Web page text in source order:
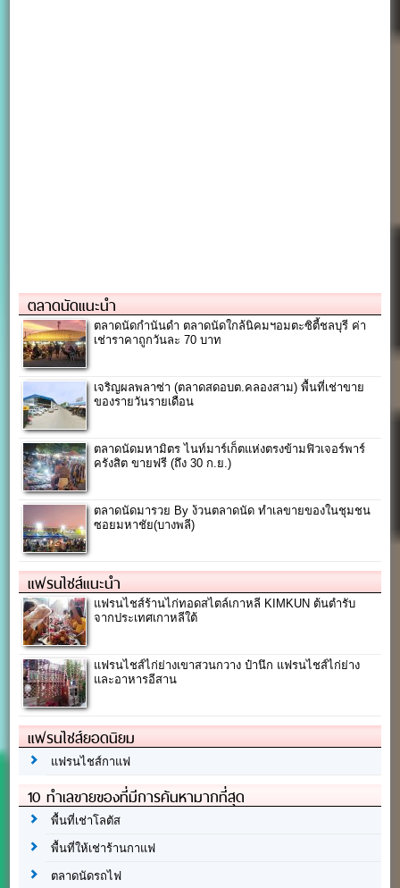
ตลาดนัดแนะนำ
ตลาดนัดกำนันดำ ตลาดนัดใกล้นิคมฯอมตะซิตี้ชลบุรี ค่า
เช่าราคาถูกวันละ 70 บาท
เจริญผลพลาซ่า (ตลาดสดอบต.คลองสาม) พื้นที่เช่าขาย
ของรายวันรายเดือน
ตลาดนัดมหามิตร ไนท์มาร์เก็ตแห่งตรงข้ามฟิวเจอร์พาร์
ครังสิต ขายฟรี (ถึง 30 ก.ย.)
ตลาดนัดมารวย By ง้วนตลาดนัด ทำเลขายของในชุมชน
ซอยมหาชัย(บางพลี)
แฟรนไชส์แนะนำ
แฟรนไชส์ร้านไก่ทอดสไตล์เกาหลี KIMKUN ต้นตำรับ
จากประเทศเกาหลีใต้
แฟรนไชส์ไก่ย่างเขาสวนกวาง ป๋านึก แฟรนไชส์ไก่ย่าง
และอาหารอีสาน
แฟรนไชส์ยอดนิยม
แฟรนไชส์กาแฟ
10 ทำเลขายของที่มีการค้นหามากที่สุด
พื้นที่เช่าโลตัส
พื้นที่ให้เช่าร้านกาแฟ
ตลาดนัดรถไฟ